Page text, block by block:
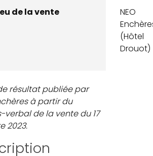
de la vente
NEO
(Hôtel
Drouot)
résultat publiée par
à partir du
verbal de la vente du 17
2023.